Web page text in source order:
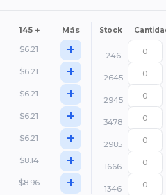
145 + Más Stock
$6.21 +
246
$6.21 +
2645
$6.21 +
2945
$6.21 +
3478
$6.21 +
2985
$8.14 +
1666
$8.96 + 1346